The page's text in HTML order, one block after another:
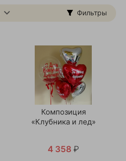
Фильтры
Композиция
«Клубника и лед»
4 358 ₽